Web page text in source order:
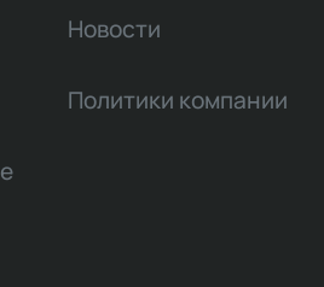
Новости
Политики компании